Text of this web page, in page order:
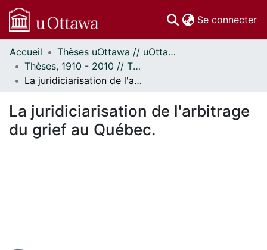
Se connecter
Communautés
et collections
Parcourir
À propos
Accueil
Thèses uOttawa // uOttawa Theses
Thèses, 1910 - 2010 // Theses, 1910 - 2010
La juridiciarisation de l'arbitrage du grief au Québec.
La juridiciarisation de l'arbitrage
du grief au Québec.